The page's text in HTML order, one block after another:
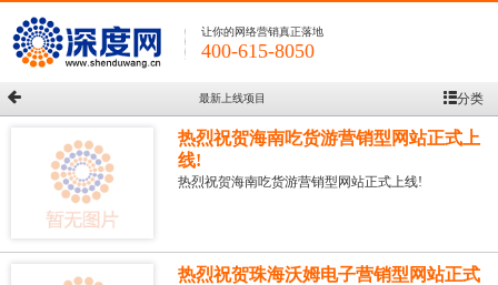
让你的网络营销真正落地
400-615-8050
最新上线项目 分类
热烈祝贺海南吃货游营销型网站正式上
线!
热烈祝贺海南吃货游营销型网站正式上线!
热烈祝贺珠海沃姆电子营销型网站正式